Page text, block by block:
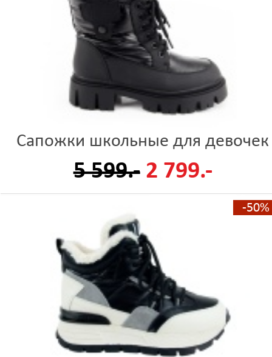
Сапожки школьные для девочек
5 599.- 2 799.-
-50%